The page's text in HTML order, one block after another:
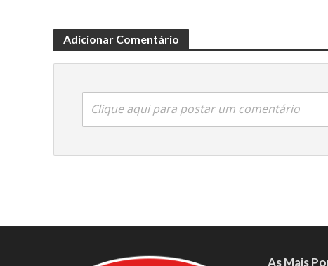
Adicionar Comentário
Clique aqui para postar um comentário
As Mais